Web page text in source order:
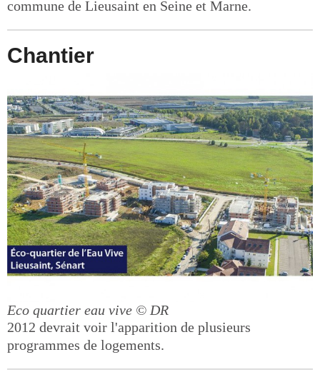
commune de Lieusaint en Seine et Marne.
Chantier
Eco quartier eau vive © DR
2012 devrait voir l'apparition de plusieurs
programmes de logements.